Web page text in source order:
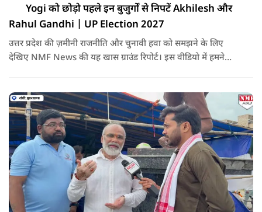
Yogi को छोड़ो पहले इन बुजुर्गों से निपटें Akhilesh और
Rahul Gandhi | UP Election 2027
उत्तर प्रदेश की ज़मीनी राजनीति और चुनावी हवा को समझने के लिए
देखिए NMF News की यह खास ग्राउंड रिपोर्ट। इस वीडियो में हमने